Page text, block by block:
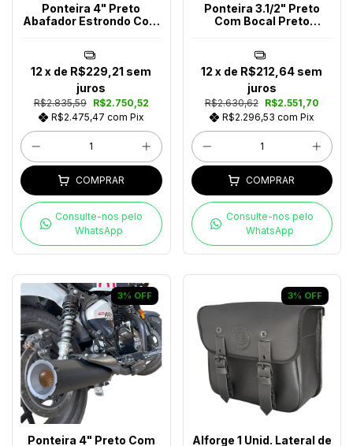
Ponteira 4" Preto
Abafador Estrondo Com
R$2.835,59
R$2.750,52
R$2.475,47 com Pix
12 x de R$229,21 sem
juros
COMPRAR
Consulte-nos pelo
WhatsApp
Ponteira 3.1/2" Preto
Com Bocal Preto
R$2.630,62
R$2.551,70
R$2.296,53 com Pix
12 x de R$212,64 sem
juros
COMPRAR
Consulte-nos pelo
WhatsApp
3% OFF
Ponteira 4" Preto Com
3% OFF
Alforge 1 Unid. Lateral de